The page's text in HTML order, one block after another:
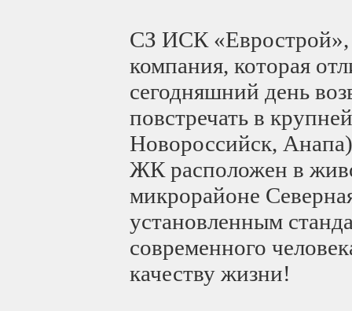
СЗ ИСК «Еврострой»,
компания, которая
сегодняшний день
повстречать в
Новороссийск,
ЖК расположен в
микрорайоне
установленным
современного
качеству жизни!